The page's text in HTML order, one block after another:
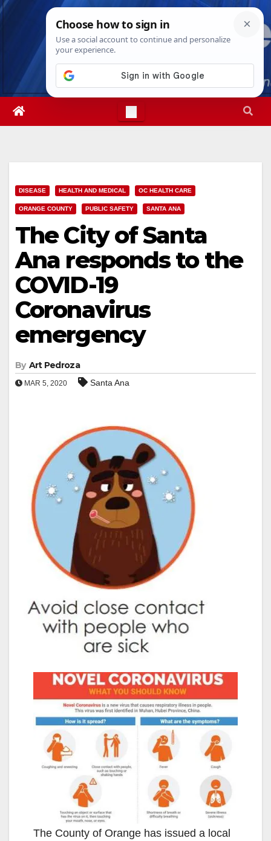
Skip
Fri. Aug 7th, 20265:33:31 PM
DISEASE HEALTH AND MEDICAL OC HEALTH CARE
ORANGE COUNTY PUBLIC SAFETY SANTA ANA
The City of Santa
Ana responds to the
COVID-19
Coronavirus
emergency
By Art Pedroza
MAR 5, 2020 Santa Ana
The County of Orange has issued a local